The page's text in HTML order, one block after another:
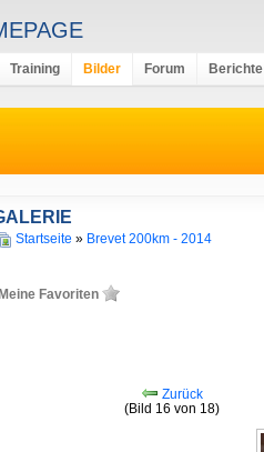
Training Bilder Forum Berichte
Startseite » Brevet 200km - 2014
Favoriten
Zurück
(Bild 16 von 18)